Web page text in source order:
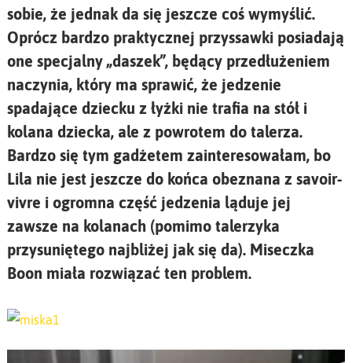
sobie, że jednak da się jeszcze coś wymyślić.
Oprócz bardzo praktycznej przyssawki posiadają
one specjalny „daszek”, będący przedłużeniem
naczynia, który ma sprawić, że jedzenie
spadające dziecku z łyżki nie trafia na stół i
kolana dziecka, ale z powrotem do talerza.
Bardzo się tym gadżetem zainteresowałam, bo
Lila nie jest jeszcze do końca obeznana z savoir-
vivre i ogromna część jedzenia ląduje jej
zawsze na kolanach (pomimo talerzyka
przysuniętego najbliżej jak się da). Miseczka
Boon miała rozwiązać ten problem.